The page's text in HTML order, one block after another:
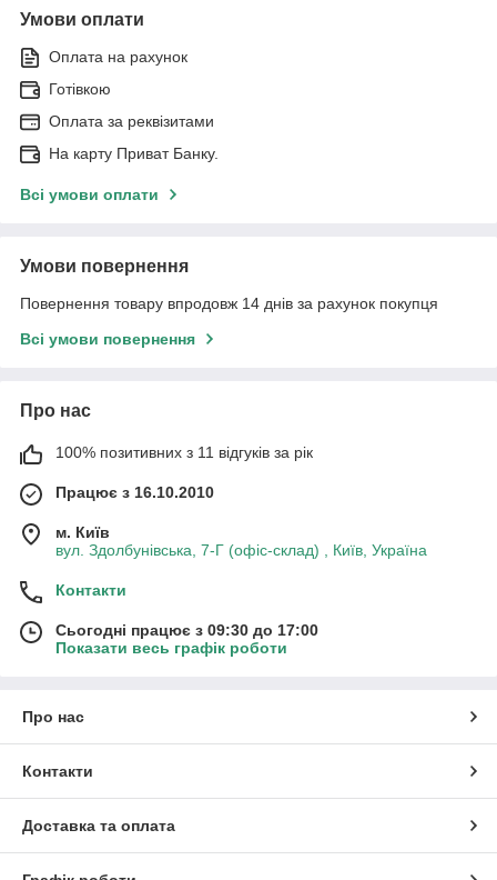
Умови оплати
Оплата на рахунок
Готівкою
Оплата за реквізитами
На карту Приват Банку.
Всі умови оплати
Умови повернення
Повернення товару впродовж 14 днів за рахунок покупця
Всі умови повернення
Про нас
100% позитивних з 11 відгуків за рік
Працює з 16.10.2010
м. Київ
вул. Здолбунівська, 7-Г (офіс-склад) , Київ, Україна
Контакти
Сьогодні працює з 09:30 до 17:00
Показати весь графік роботи
Про нас
Контакти
Доставка та оплата